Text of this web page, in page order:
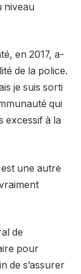
niveau
en 2017, a-
de la police.
je suis sorti
qui
excessif à la
une autre
de
pour
de s’assurer